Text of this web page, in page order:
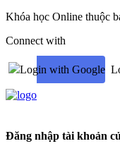
Khóa học Online thuộc
Connect with
Login with Google
Đăng nhập tài khoản